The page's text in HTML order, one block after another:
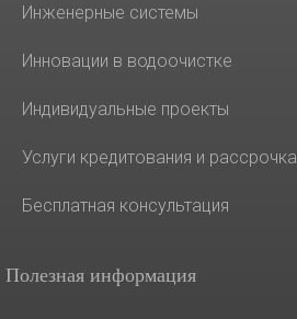
Инженерные системы
Инновации в водоочистке
Индивидуальные проекты
Услуги кредитования и рассрочка
Бесплатная консультация
Полезная информация